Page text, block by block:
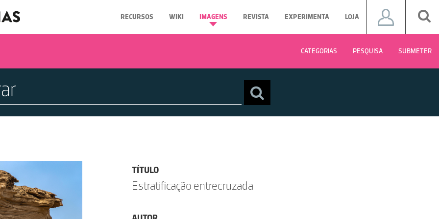
RECURSOS WIKI IMAGENS REVISTA EXPERIMENTA LOJA
CATEGORIAS PESQUISA SUBMETER
TÍTULO
Estratificação entrecruzada